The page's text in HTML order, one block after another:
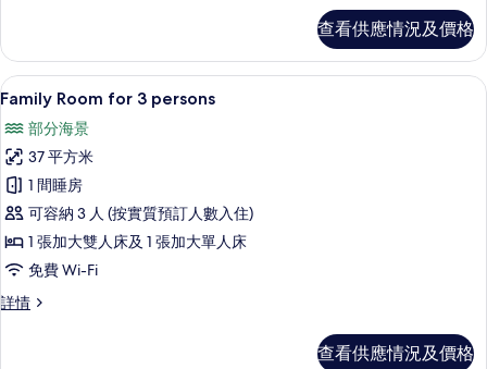
查看供應情況及價格
載
所
有
Family
Room
for
3
persons
Family Room for 3 persons | 羽絨被
24
Family Room for 3 persons
部分海景
37 平方米
1 間睡房
可容納 3 人 (按實質預訂人數入住)
1 張加大雙人床及 1 張加大單人床
免費 Wi-Fi
詳情
Family
查看供應情況及價格